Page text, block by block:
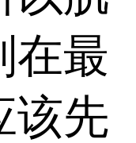
在最
该先